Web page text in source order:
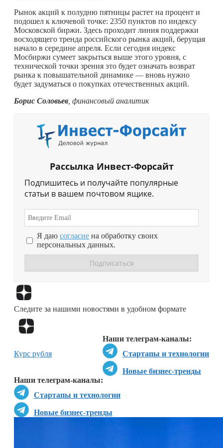
Рынок акций к полудню пятницы растет на процент и
подошел к ключевой точке: 2350 пунктов по индексу
Московской биржи. Здесь проходит линия поддержки
восходящего тренда российского рынка акций, берущая
начало в середине апреля. Если сегодня индекс
Мосбиржи сумеет закрыться выше этого уровня, с
технической точки зрения это будет означать возврат
рынка к повышательной динамике — вновь нужно
будет задуматься о покупках отечественных акций.
Борис Соловьев , финансовый аналитик
Рассылка Инвест-Форсайт
Подпишитесь и получайте популярные
статьи в вашем почтовом ящике.
Я даю согласие на обработку своих
персональных данных.
Следите за нашими новостями в удобном формате
Наши телеграм-каналы:
Стартапы и технологии
Новые бизнес-тренды
Наши телеграм-каналы:
Стартапы и технологии
Новые бизнес-тренды
Курс рубля